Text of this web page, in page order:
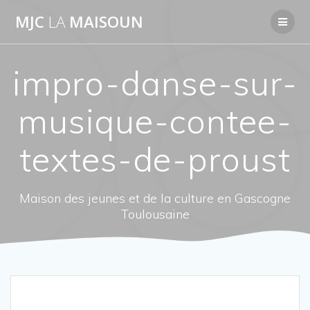
MJC LA MAISOUN
impro-danse-sur-
musique-contee-
textes-de-proust
Maison des jeunes et de la culture en Gascogne
Toulousaine